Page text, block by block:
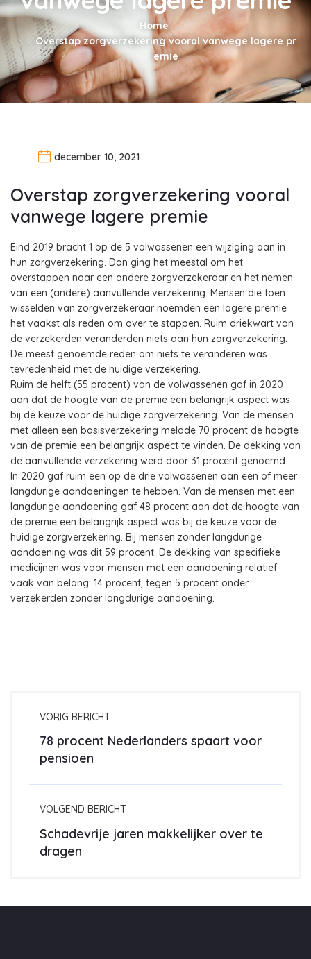
Home
Overstap zorgverzekering vooral vanwege lagere pr
emie
december 10, 2021
Overstap zorgverzekering vooral
vanwege lagere premie
Eind 2019 bracht 1 op de 5 volwassenen een wijziging aan in
hun zorgverzekering. Dan ging het meestal om het
overstappen naar een andere zorgverzekeraar en het nemen
van een (andere) aanvullende verzekering. Mensen die toen
wisselden van zorgverzekeraar noemden een lagere premie
het vaakst als reden om over te stappen. Ruim driekwart van
de verzekerden veranderden niets aan hun zorgverzekering.
De meest genoemde reden om niets te veranderen was
tevredenheid met de huidige verzekering.
Ruim de helft (55 procent) van de volwassenen gaf in 2020
aan dat de hoogte van de premie een belangrijk aspect was
bij de keuze voor de huidige zorgverzekering. Van de mensen
met alleen een basisverzekering meldde 70 procent de hoogte
van de premie een belangrijk aspect te vinden. De dekking van
de aanvullende verzekering werd door 31 procent genoemd.
In 2020 gaf ruim een op de drie volwassenen aan een of meer
langdurige aandoeningen te hebben. Van de mensen met een
langdurige aandoening gaf 48 procent aan dat de hoogte van
de premie een belangrijk aspect was bij de keuze voor de
huidige zorgverzekering. Bij mensen zonder langdurige
aandoening was dit 59 procent. De dekking van specifieke
medicijnen was voor mensen met een aandoening relatief
vaak van belang: 14 procent, tegen 5 procent onder
verzekerden zonder langdurige aandoening.
VORIG BERICHT
78 procent Nederlanders spaart voor
pensioen
VOLGEND BERICHT
Schadevrije jaren makkelijker over te
dragen